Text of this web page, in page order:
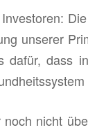
un­se­rer
dafür, dass
nicht